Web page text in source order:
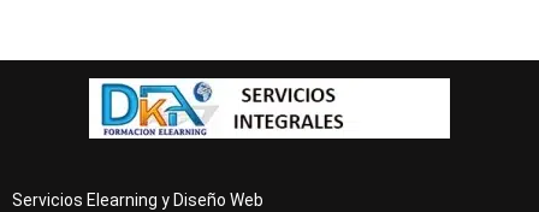
Servicios Elearning y Diseño Web